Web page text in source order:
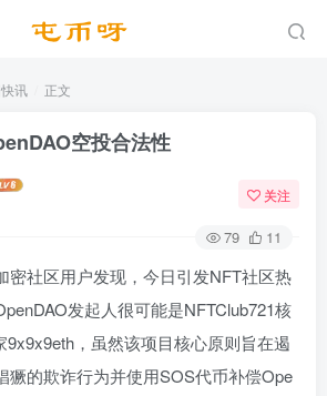
讯 正文
空投合法性
关注
79 11
密社区用户发现，今日引发NFT社区热
发起人很可能是NFTClub721核
，虽然该项目核心原则旨在遏
獗的欺诈行为并使用SOS代币补偿Ope